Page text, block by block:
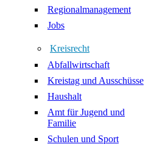
Regionalmanagement
Jobs
Kreisrecht
Abfallwirtschaft
Kreistag und Ausschüsse
Haushalt
Amt für Jugend und
Familie
Schulen und Sport